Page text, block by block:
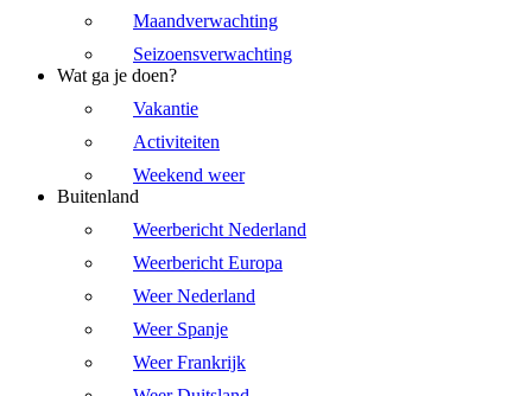
Maandverwachting
Seizoensverwachting
Wat ga je doen?
Vakantie
Activiteiten
Weekend weer
Buitenland
Weerbericht Nederland
Weerbericht Europa
Weer Nederland
Weer Spanje
Weer Frankrijk